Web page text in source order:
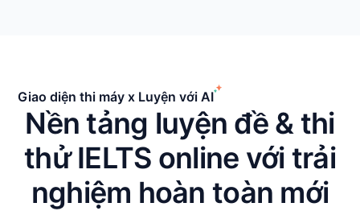
Giao diện thi máy x Luyện với AI
Nền tảng luyện đề & thi
thử IELTS online với trải
nghiệm hoàn toàn mới